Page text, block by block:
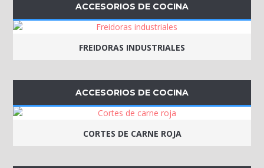
ACCESORIOS DE COCINA
FREIDORAS INDUSTRIALES
ACCESORIOS DE COCINA
CORTES DE CARNE ROJA